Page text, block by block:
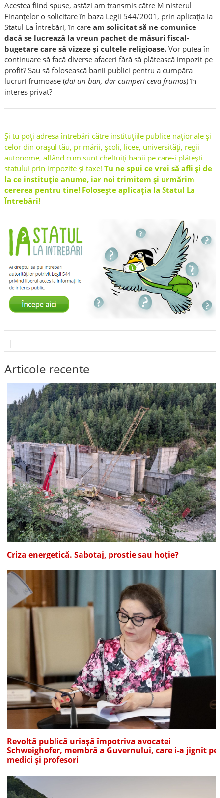
Acestea fiind spuse, astăzi am transmis către Ministerul
Finanțelor o solicitare în baza Legii 544/2001, prin aplicația Ia
Statul La Întrebări, în care am solicitat să ne comunice
dacă se lucrează la vreun pachet de măsuri fiscal-
bugetare care să vizeze și cultele religioase.Vor putea în
continuare să facă diverse afaceri fără să plătească impozit pe
profit? Sau să folosească banii publici pentru a cumpăra
lucruri frumoase (dai un ban, dar cumperi ceva frumos) în
interes privat?
Şi tu poţi adresa întrebări către instituțiile publice naționale și
celor din orașul tău, primării, școli, licee, universități, regii
autonome, aflând cum sunt cheltuiți banii pe care-i plătești
statului prin impozite și taxe! Tu ne spui ce vrei să afli și de
la ce instituție anume, iar noi trimitem și urmărim
cererea pentru tine! Folosește aplicația Ia Statul La
Întrebări!
Articole recente
Criza energetică. Sabotaj, prostie sau hoție?
Revoltă publică uriașă împotriva avocatei
Schweighofer, membră a Guvernului, care i-a jignit pe
medici și profesori